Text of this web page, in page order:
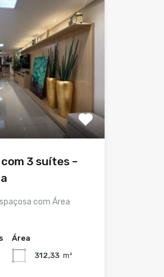
3 suítes –
com Área
Área
312,33 m²